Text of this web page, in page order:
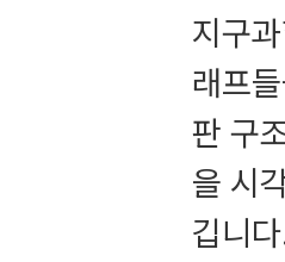
지구
래프
판 구
을 시
깁니